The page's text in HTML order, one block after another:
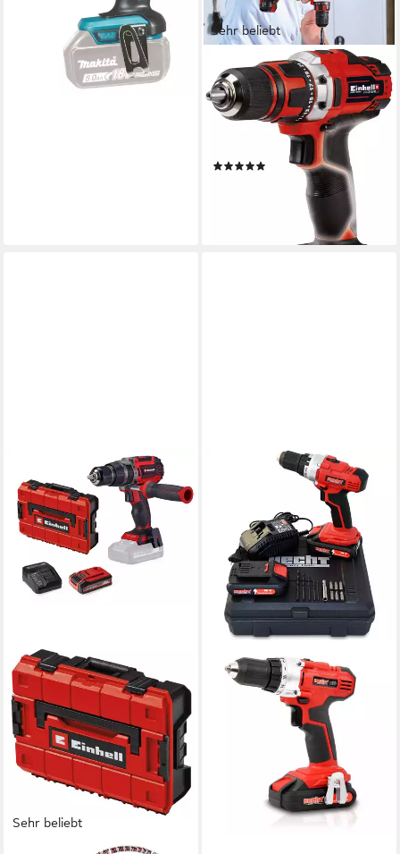
lieferbar - in 1-2 Werktagen bei dir
Sehr beliebt
EINHELL
Akku-Bohrschrauber TE-CD
18/40 Li-Solo, max. 1500
U/min, Power X-Change, ohne
Akku und Ladegerät
(150)
60,95 €
lieferbar - in 1-2 Werktagen bei dir
Sehr beliebt